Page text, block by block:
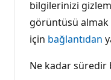
bilgilerinizi
görüntüsü almak
için bağlantıdan
Ne kadar süredir